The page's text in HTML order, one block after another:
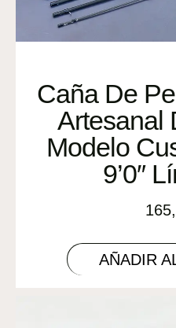
Caña De
Artesanal
Modelo
9’0″
AÑADIR